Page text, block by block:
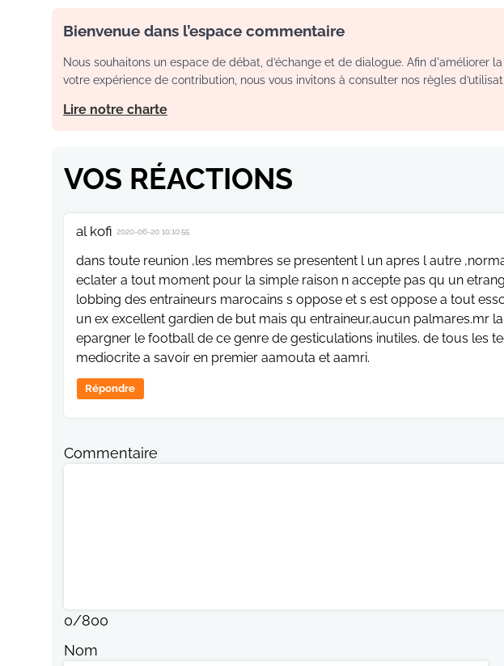
Bienvenue dans l’espace commentaire
Nous souhaitons un espace de débat, d’échange et de dialogue. Afin d'améliorer
votre expérience de contribution, nous vous invitons à consulter nos règles
Lire notre charte
VOS RÉACTIONS
al kofi 2020-06-20 10:10:55
dans toute reunion ,les membres se presentent l un apres l autre
eclater a tout moment pour la simple raison n accepte pas qu un
lobbing des entraineurs marocains s oppose et s est oppose a tout
un ex excellent gardien de but mais qu entraineur,aucun palmares.mr
epargner le football de ce genre de gesticulations inutiles. de tous les
mediocrite a savoir en premier aamouta et aamri.
Répondre
Commentaire
0/800
Nom